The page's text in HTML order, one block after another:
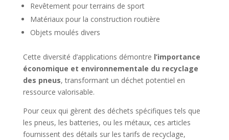
Revêtement pour terrains de sport
Matériaux pour la construction routière
Objets moulés divers
Cette diversité d’applications démontre l’importance
économique et environnementale du recyclage
des pneus, transformant un déchet potentiel en
ressource valorisable.
Pour ceux qui gèrent des déchets spécifiques tels que
les pneus, les batteries, ou les métaux, ces articles
fournissent des détails sur les tarifs de recyclage,